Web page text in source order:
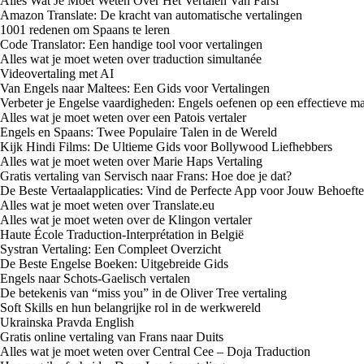
Amazon Translate: De kracht van automatische vertalingen
1001 redenen om Spaans te leren
Code Translator: Een handige tool voor vertalingen
Alles wat je moet weten over traduction simultanée
Videovertaling met AI
Van Engels naar Maltees: Een Gids voor Vertalingen
Verbeter je Engelse vaardigheden: Engels oefenen op een effectieve
Alles wat je moet weten over een Patois vertaler
Engels en Spaans: Twee Populaire Talen in de Wereld
Kijk Hindi Films: De Ultieme Gids voor Bollywood Liefhebbers
Alles wat je moet weten over Marie Haps Vertaling
Gratis vertaling van Servisch naar Frans: Hoe doe je dat?
De Beste Vertaalapplicaties: Vind de Perfecte App voor Jouw
Alles wat je moet weten over Translate.eu
Alles wat je moet weten over de Klingon vertaler
Haute École Traduction-Interprétation in België
Systran Vertaling: Een Compleet Overzicht
De Beste Engelse Boeken: Uitgebreide Gids
Engels naar Schots-Gaelisch vertalen
De betekenis van “miss you” in de Oliver Tree vertaling
Soft Skills en hun belangrijke rol in de werkwereld
Ukrainska Pravda English
Gratis online vertaling van Frans naar Duits
Alles wat je moet weten over Central Cee – Doja Traduction